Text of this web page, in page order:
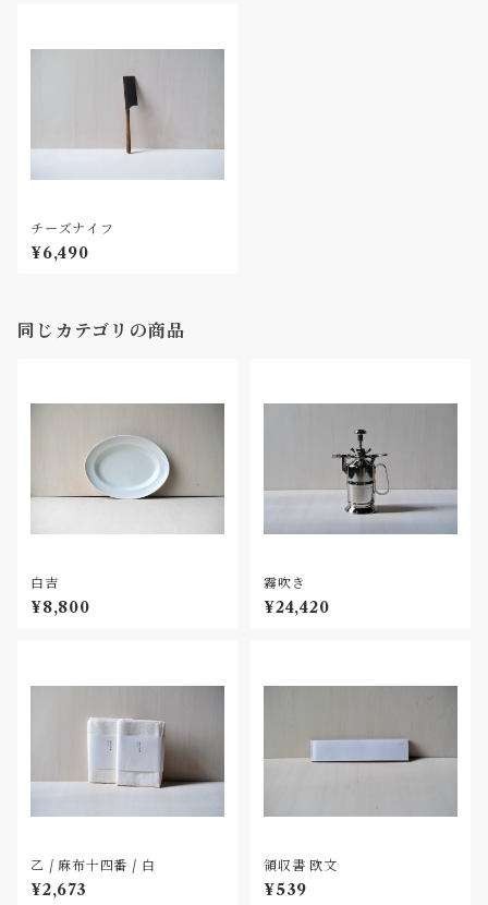
チーズナイフ
¥6,490
同じカテゴリの商品
白吉
¥8,800
霧吹き
¥24,420
乙 / 麻布十四番 / 白
¥2,673
領収書 欧文
¥539